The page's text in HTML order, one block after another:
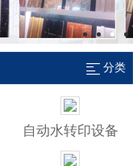
分类
自动水转印设备